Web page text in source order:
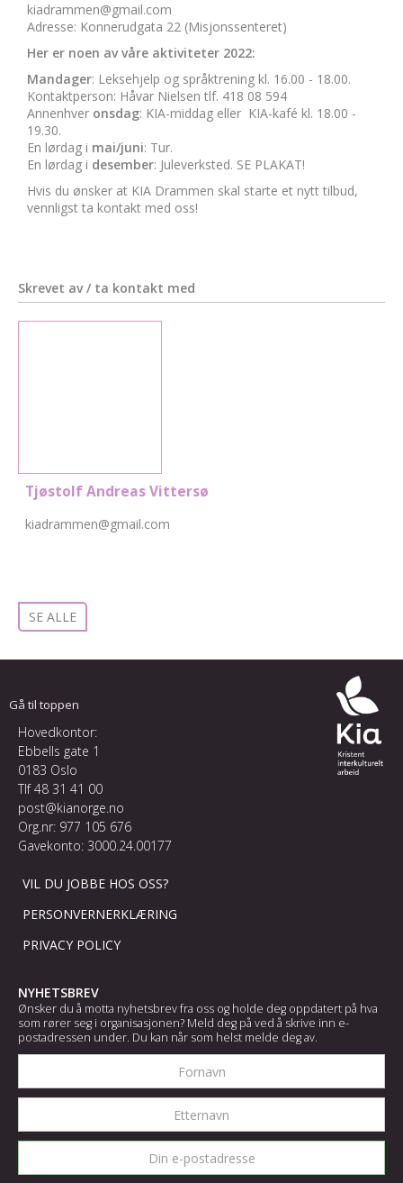
kiadrammen@gmail.com
Adresse: Konnerudgata 22 (Misjonssenteret)
Her er noen av våre aktiviteter 2022:
Mandager: Leksehjelp og språktrening kl. 16.00 - 18.00.
Kontaktperson: Håvar Nielsen tlf. 418 08 594
Annenhver onsdag: KIA-middag eller KIA-kafé kl. 18.00 -
19.30.
En lørdag i mai/juni: Tur.
En lørdag i desember: Juleverksted. SE PLAKAT!
Hvis du ønsker at KIA Drammen skal starte et nytt tilbud,
vennligst ta kontakt med oss!
Skrevet av / ta kontakt med
Tjøstolf Andreas Vittersø
kiadrammen@gmail.com
SE ALLE
Gå til toppen
Hovedkontor:
Ebbells gate 1
0183 Oslo
Tlf48 31 41 00
post@kianorge.no
Org.nr: 977 105 676
Gavekonto: 3000.24.00177
VIL DU JOBBE HOS OSS?
PERSONVERNERKLÆRING
PRIVACY POLICY
NYHETSBREV
Ønsker du å motta nyhetsbrev fra oss og holde deg oppdatert på hva
som rører seg i organisasjonen? Meld deg på ved å skrive inn e-
postadressen under. Du kan når som helst melde deg av.